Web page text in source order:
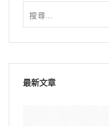
最新文章